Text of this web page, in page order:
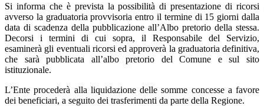
Si informa che è prevista la possibilità di presentazione di ricorsi
avverso la graduatoria provvisoria entro il termine di 15 giorni dalla
data di scadenza della pubblicazione all’Albo pretorio della stessa.
Decorsi i termini di cui sopra, il Responsabile del Servizio,
esaminerà gli eventuali ricorsi ed approverà la graduatoria definitiva,
che sarà pubblicata all’albo pretorio del Comune e sul sito
istituzionale.
L’Ente procederà alla liquidazione delle somme concesse a favore
dei beneficiari, a seguito dei trasferimenti da parte della Regione.